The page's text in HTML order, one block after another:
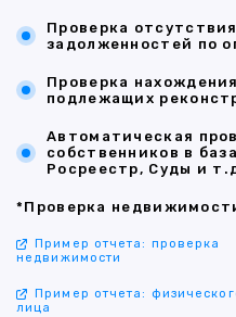
Проверка
задолженностей по
Проверка
подлежащих
Автоматическая
собственников в
Росреестр, Суды и
*Проверка
Пример отчета: проверка
недвижимости
Пример отчета:
лица